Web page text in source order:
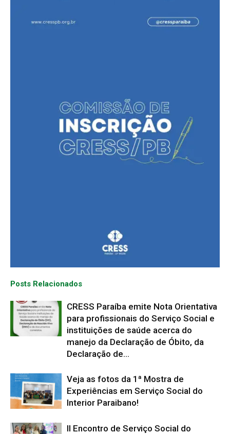
Posts Relacionados
CRESS Paraíba emite Nota Orientativa
para profissionais do Serviço Social e
instituições de saúde acerca do
manejo da Declaração de Óbito, da
Declaração de...
Veja as fotos da 1ª Mostra de
Experiências em Serviço Social do
Interior Paraibano!
II Encontro de Serviço Social do